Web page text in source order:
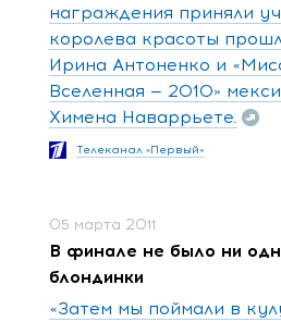
награждения приняли
королева красоты
Ирина Антоненко и
Вселенная — 2010»
Химена Наваррьете.
Телеканал «Первый»
05 марта 2011
В финале не было ни
блондинки
«Затем мы поймали в